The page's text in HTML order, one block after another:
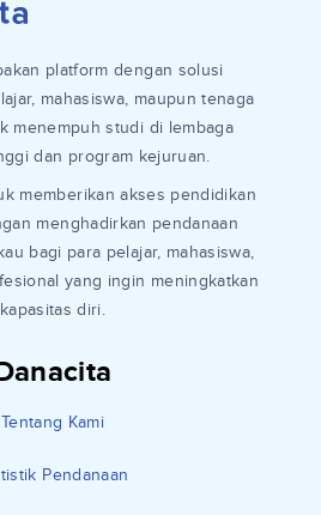
Tentang Kami
Pendanaan
platform dengan solusi
mahasiswa, maupun tenaga
menempuh studi di lembaga
dan program kejuruan.
memberikan akses pendidikan
menghadirkan pendanaan
bagi para pelajar, mahasiswa,
yang ingin meningkatkan
kapasitas diri.